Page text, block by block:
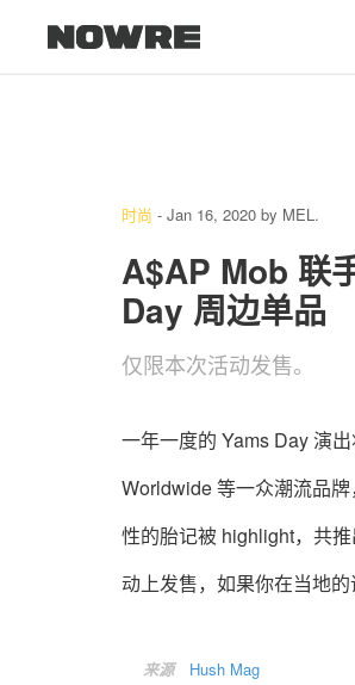
时尚 - Jan 16, 2020 by MEL.
A$AP Mob 联
Day 周边单品
仅限本次活动发售。
一年一度的 Yams Day 演
Worldwide 等一众潮流品
性的胎记被 highlight，共
动上发售，如果你在当地的
来源 Hush Mag